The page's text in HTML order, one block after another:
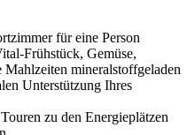
für eine Person
Frühstück, Gemüse,
mineralstoffgeladen
Unterstützung Ihres
zu den Energieplätzen